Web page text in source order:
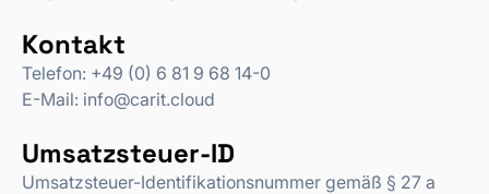
Kontakt
Telefon: +49 (0) 6 81 9 68 14-0
E-Mail: info@carit.cloud
Umsatzsteuer-ID
Umsatzsteuer-Identifikationsnummer gemäß § 27 a